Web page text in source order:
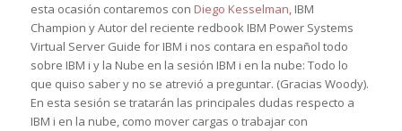
esta ocasión contaremos con Diego Kesselman, IBM
Champion y Autor del reciente redbook IBM Power Systems
Virtual Server Guide for IBM i nos contara en español todo
sobre IBM i y la Nube en la sesión IBM i en la nube: Todo lo
que quiso saber y no se atrevió a preguntar. (Gracias Woody).
En esta sesión se tratarán las principales dudas respecto a
IBM i en la nube, como mover cargas o trabajar con